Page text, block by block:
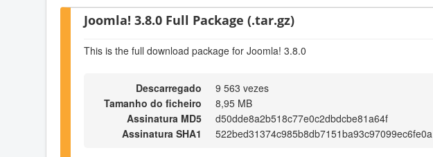
Joomla! 3.8.0 Full Package (.tar.gz)
This is the full download package for Joomla! 3.8.0
Descarregado
9 563 vezes
Tamanho do ficheiro
8,95 MB
Assinatura MD5
d50dde8a2b518c77e0c2dbdcbe81a64f
Assinatura SHA1
522bed31374c985b8db7151ba93c97099ec6fe0a